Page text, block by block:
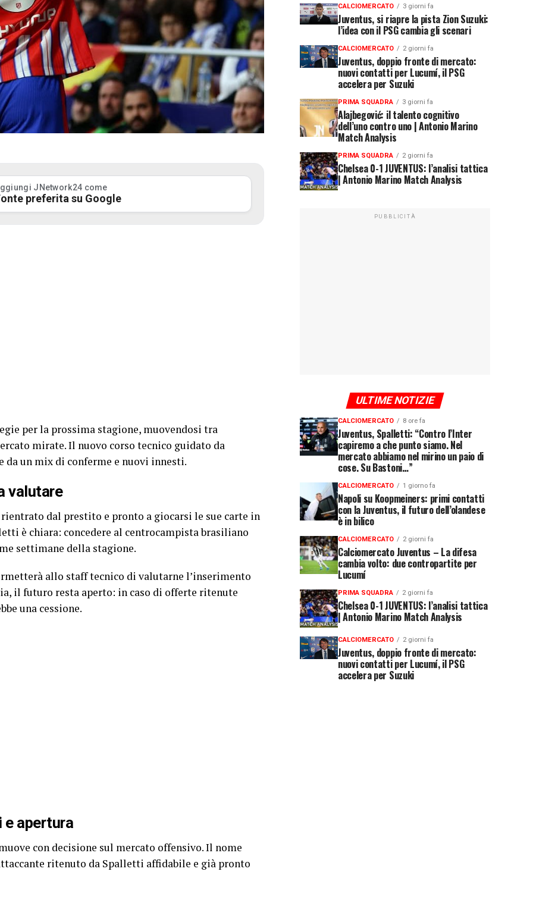
JNetwork24 come
preferita su Google
per la prossima stagione, muovendosi tra
mirate. Il nuovo corso tecnico guidato da
un mix di conferme e nuovi innesti.
valutare
dal prestito e pronto a giocarsi le sue carte in
è chiara: concedere al centrocampista brasiliano
settimane della stagione.
allo staff tecnico di valutarne l’inserimento
il futuro resta aperto: in caso di offerte ritenute
una cessione.
apertura
con decisione sul mercato offensivo. Il nome
ritenuto da Spalletti affidabile e già pronto
CALCIOMERCATO 3 giorni fa
Juventus, si riapre la pista Zion Suzuki:
l’idea con il PSG cambia gli scenari
CALCIOMERCATO 2 giorni fa
Juventus, doppio fronte di mercato:
nuovi contatti per Lucumí, il PSG
accelera per Suzuki
PRIMA SQUADRA 3 giorni fa
Alajbegović: il talento cognitivo
dell’uno contro uno | Antonio Marino
Match Analysis
PRIMA SQUADRA 2 giorni fa
Chelsea 0-1 JUVENTUS: l’analisi tattica
| Antonio Marino Match Analysis
PUBBLICITÀ
ULTIME NOTIZIE
CALCIOMERCATO 8 ore fa
Juventus, Spalletti: “Contro l’Inter
capiremo a che punto siamo. Nel
mercato abbiamo nel mirino un paio di
cose. Su Bastoni…”
CALCIOMERCATO 1 giorno fa
Napoli su Koopmeiners: primi contatti
con la Juventus, il futuro dell’olandese
è in bilico
CALCIOMERCATO 2 giorni fa
Calciomercato Juventus – La difesa
cambia volto: due contropartite per
Lucumí
PRIMA SQUADRA 2 giorni fa
Chelsea 0-1 JUVENTUS: l’analisi tattica
| Antonio Marino Match Analysis
CALCIOMERCATO 2 giorni fa
Juventus, doppio fronte di mercato:
nuovi contatti per Lucumí, il PSG
accelera per Suzuki